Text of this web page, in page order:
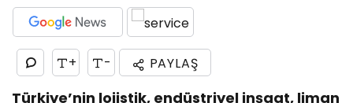
+ - PAYLAŞ
Türkiye’nin lojistik, endüstriyel inşaat, liman